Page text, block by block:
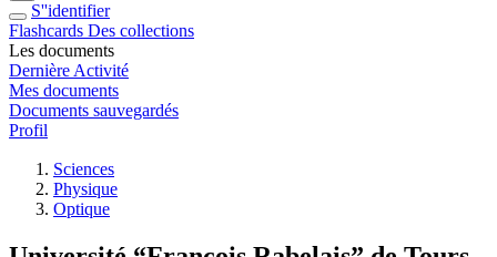
S''identifier
Flashcards Des collections
Les documents
Dernière Activité
Mes documents
Documents sauvegardés
Profil
Sciences
Physique
Optique